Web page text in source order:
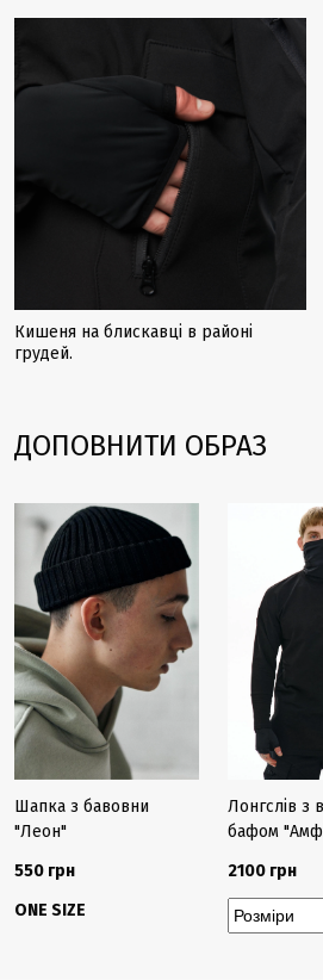
Кишеня на блискавці в районі
грудей.
ДОПОВНИТИ ОБРАЗ
Шапка з бавовни
"Леон"
550 грн
ONE SIZE
Лонгслів з
бафом
2100 грн